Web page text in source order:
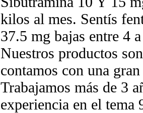
kilos al mes. Sentís
37.5 mg bajas entre 4
Nuestros productos
contamos con una
Trabajamos más de 3
experiencia en el tema